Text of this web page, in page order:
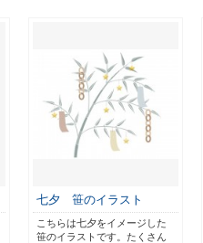
七夕 笹のイラスト
こちらは七夕をイメージした
笹のイラストです。たくさん